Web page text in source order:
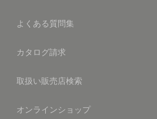
よくある質問集
カタログ請求
取扱い販売店検索
オンラインショップ